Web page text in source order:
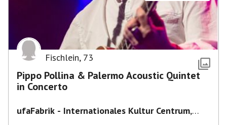
Fischlein, 73
Pippo Pollina & Palermo Acoustic Quintet
in Concerto
ufaFabrik - Internationales Kultur Centrum,